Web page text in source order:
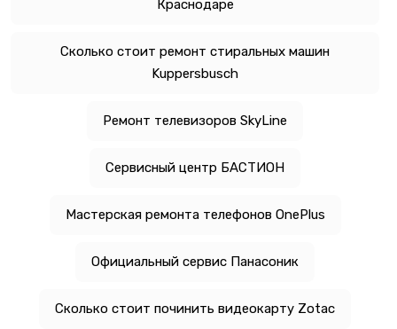
Краснодаре
Сколько стоит ремонт стиральных машин
Kuppersbusch
Ремонт телевизоров SkyLine
Сервисный центр БАСТИОН
Мастерская ремонта телефонов OnePlus
Официальный сервис Панасоник
Сколько стоит починить видеокарту Zotac